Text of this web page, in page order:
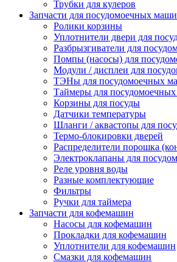
Трубки для кулеров
Запчасти для посудомоечных
Ролики корзины
Уплотнители двери для
Разбрызгиватели для
Помпы (насосы) для
Модули / дисплеи для
ТЭНы для посудомоечных
Таймеры для
Корзины для посуды
Датчики температуры
Шланги / аквастопы для
Термо-блокировки дверей
Распределители порошка
Электроклапаны для
Реле уровня воды
Разные комплектующие
Фильтры
Ручки для таймера
Запчасти для кофемашин
Насосы для кофемашин
Прокладки для кофемашин
Уплотнители для кофемашин
Смазки для кофемашин